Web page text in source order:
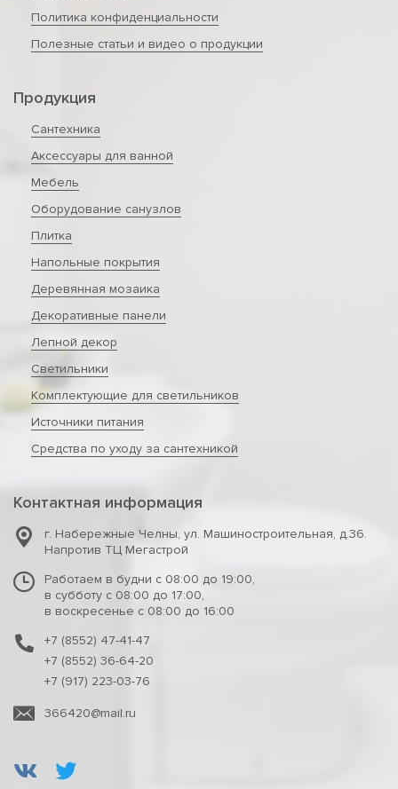
Политика конфиденциальности
Полезные статьи и видео о продукции
Продукция
Сантехника
Аксессуары для ванной
Мебель
Оборудование санузлов
Плитка
Напольные покрытия
Деревянная мозаика
Декоративные панели
Лепной декор
Светильники
Комплектующие для светильников
Источники питания
Средства по уходу за сантехникой
Контактная информация
г. Набережные Челны, ул. Машиностроительная, д.36.
Напротив ТЦ Мегастрой
Работаем в будни с 08:00 до 19:00,
в субботу с 08:00 до 17:00,
в воскресенье с 08:00 до 16:00
+7 (8552) 47-41-47
+7 (8552) 36-64-20
+7 (917) 223-03-76
366420@mail.ru